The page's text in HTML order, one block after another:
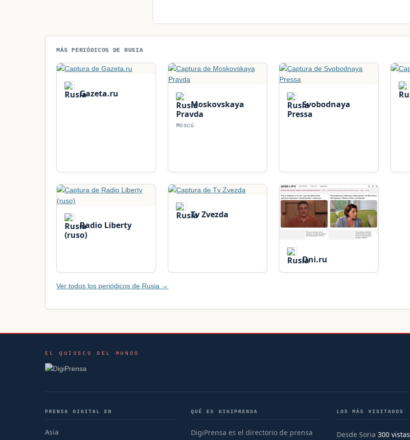
MÁS PERIÓDICOS DE RUSIA
Gazeta.ru
Moskovskaya
Pravda
Moscú
Svobodnaya
Pressa
Radio Liberty
(ruso)
Tv Zvezda
Dni.ru
Ver todos los periódicos de Rusia →
EL QUIOSCO DEL MUNDO
PRENSA DIGITAL EN
Asia
QUÉ ES DIGIPRENSA
DigiPrensa es el directorio de prensa
LOS MÁS VISITADOS
Desde Soria 300 vistas